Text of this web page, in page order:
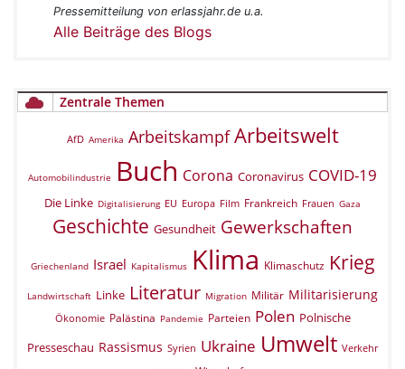
Pressemitteilung von erlassjahr.de u.a.
Alle Beiträge des Blogs
Zentrale Themen
AfD Amerika Arbeitskampf Arbeitswelt
Automobilindustrie Buch Corona Coronavirus COVID-19
Die Linke Digitalisierung EU Europa Film Frankreich Frauen Gaza
Geschichte Gesundheit Gewerkschaften
Griechenland Israel Kapitalismus Klima Klimaschutz Krieg
Landwirtschaft Linke Literatur Migration Militär Militarisierung
Ökonomie Palästina Pandemie Parteien Polen Polnische
Presseschau Rassismus Syrien Ukraine Umwelt Verkehr